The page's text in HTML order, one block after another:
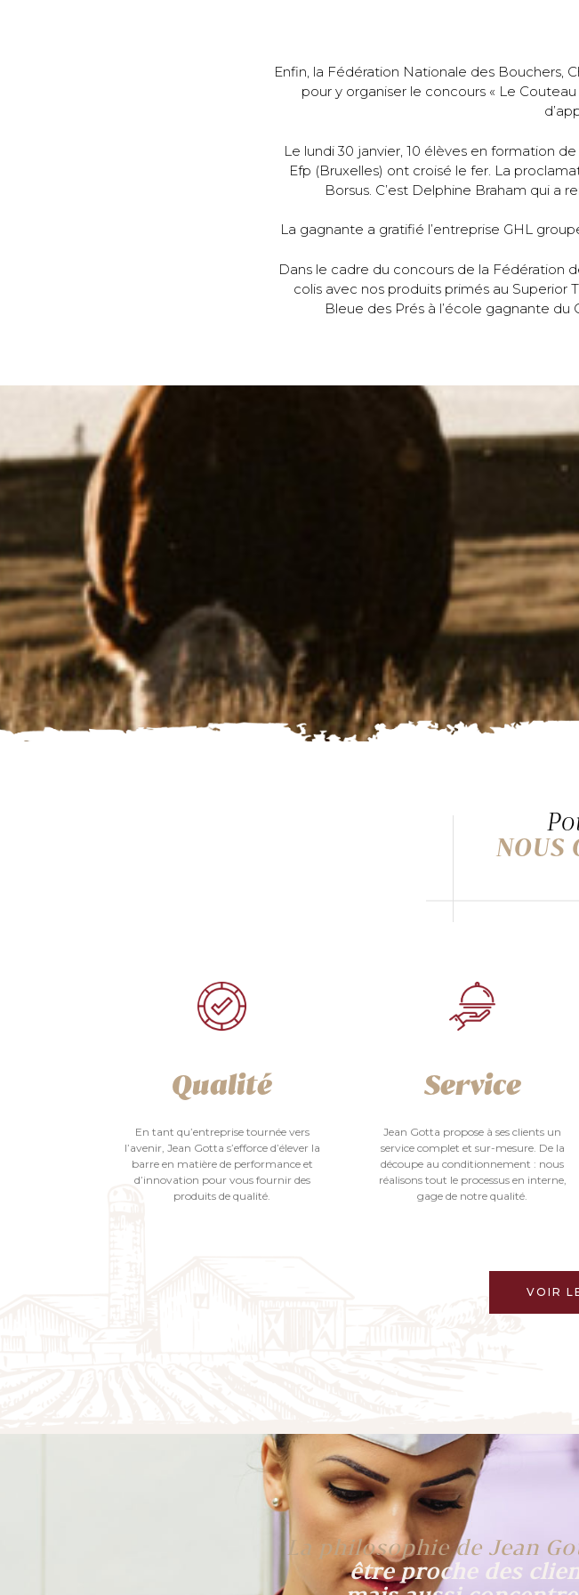
Enfin, la Fédération Nationale des Bouchers,
pour y organiser le concours « Le
Le lundi 30 janvier, 10 élèves en formation
Efp (Bruxelles) ont croisé le fer. La
Borsus. C’est Delphine Braham qui a
La gagnante a gratifié l’entreprise GHL
Dans le cadre du concours de la Fédération
colis avec nos produits primés au Superior
Bleue des Prés à l’école gagnante du
NOUS
Qualité
En tant qu’entreprise tournée vers
l’avenir, Jean Gotta s’efforce d’élever la
barre en matière de performance et
d’innovation pour vous fournir des
produits de qualité.
Service
Jean Gotta propose à ses clients un
service complet et sur-mesure. De la
découpe au conditionnement : nous
réalisons tout le processus en interne,
gage de notre qualité.
VOIR
La philosophie de Jean
être proche des